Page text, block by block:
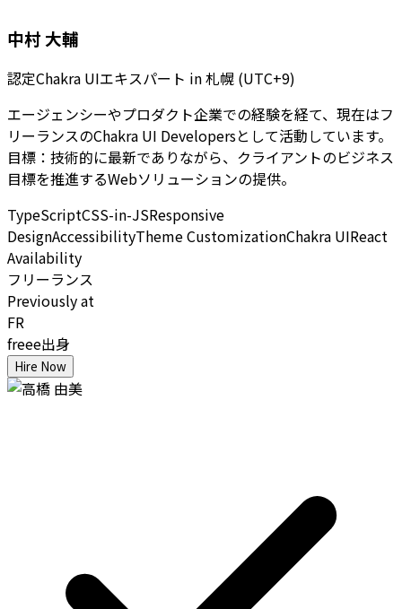
中村 大輔
認定Chakra UIエキスパート in札幌 (UTC+9)
エージェンシーやプロダクト企業での経験を経て、現在はフ
リーランスのChakra UI Developersとして活動しています。
目標：技術的に最新でありながら、クライアントのビジネス
目標を推進するWebソリューションの提供。
TypeScriptCSS-in-JSResponsive
DesignAccessibilityTheme CustomizationChakra UIReact
Availability
フリーランス
Previously at
FR
freee出身
Hire Now